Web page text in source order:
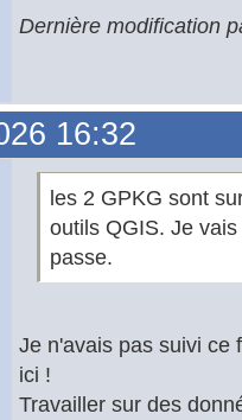
Dernière modification
16:32
les 2 GPKG sont
outils QGIS. Je
passe.
Je n'avais pas suivi ce
ici !
Travailler sur des